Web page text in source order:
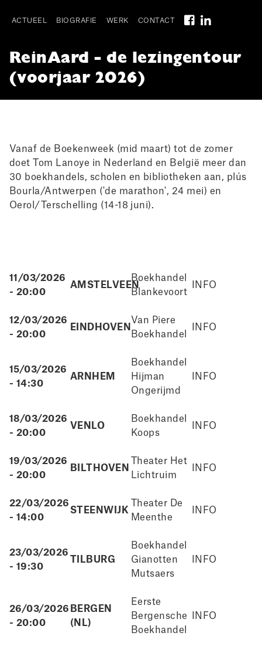
navigation
Main
navigation
ACTUEEL BIOGRAFIE WERK CONTACT
ReinAard - de lezingentour
(voorjaar 2026)
Vanaf de Boekenweek (mid maart) tot de zomer
doet Tom Lanoye in Nederland en België meer dan
30 boekhandels, scholen en bibliotheken aan, plús
Bourla/Antwerpen ('de marathon', 24 mei) en
Oerol/Terschelling (14-18 juni).
11/03/2026
- 20:00
AMSTELVEEN
Boekhandel
Blankevoort
INFO
12/03/2026
- 20:00
EINDHOVEN
Van Piere
Boekhandel
INFO
15/03/2026
- 14:30
ARNHEM
Boekhandel
Hijman
Ongerijmd
INFO
18/03/2026
- 20:00
VENLO
Boekhandel
Koops
INFO
19/03/2026
- 20:00
BILTHOVEN
Theater Het
Lichtruim
INFO
22/03/2026
- 14:00
STEENWIJK
Theater De
Meenthe
INFO
23/03/2026
- 19:30
TILBURG
Boekhandel
Gianotten
Mutsaers
INFO
26/03/2026
- 20:00
BERGEN
(NL)
Eerste
Bergensche
Boekhandel
INFO